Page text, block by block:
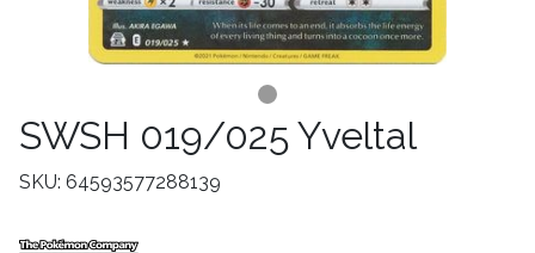
SWSH 019/025 Yveltal
SKU: 64593577288139